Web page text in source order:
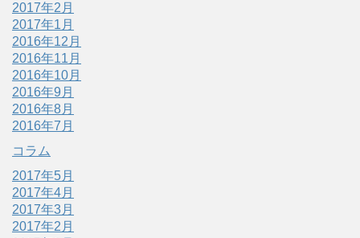
2017年2月
2017年1月
2016年12月
2016年11月
2016年10月
2016年9月
2016年8月
2016年7月
コラム
2017年5月
2017年4月
2017年3月
2017年2月